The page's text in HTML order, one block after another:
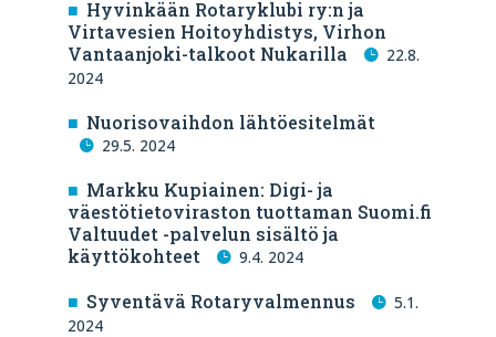
Hyvinkään Rotaryklubi ry:n ja
Virtavesien Hoitoyhdistys, Virhon
Vantaanjoki-talkoot Nukarilla
22.8.
2024
Nuorisovaihdon lähtöesitelmät
29.5. 2024
Markku Kupiainen: Digi- ja
väestötietoviraston tuottaman Suomi.fi
Valtuudet -palvelun sisältö ja
käyttökohteet
9.4. 2024
Syventävä Rotaryvalmennus
5.1.
2024